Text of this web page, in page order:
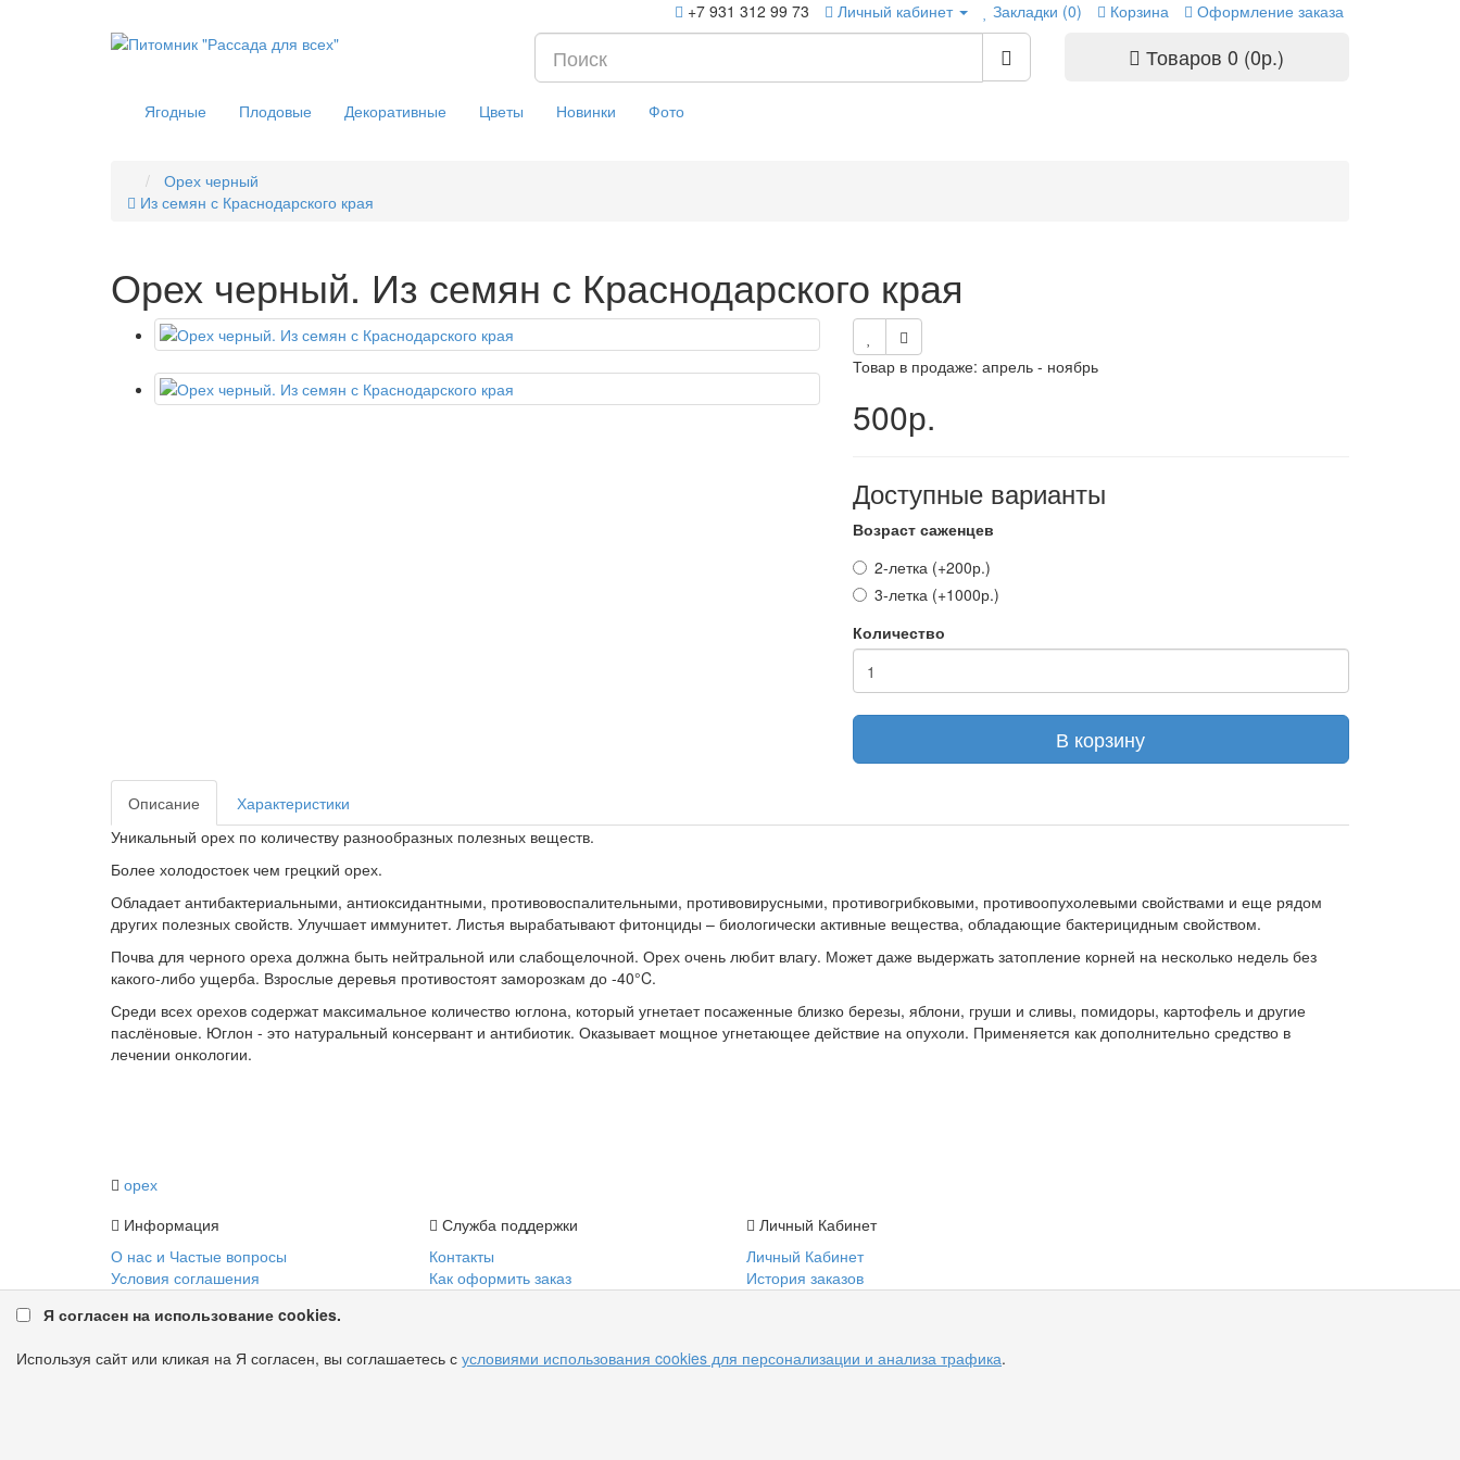
+7 931 312 99 73 Личный кабинет Закладки (0) Корзина Оформление заказа
Я согласен на использование cookies.
Используя сайт или кликая на Я согласен, вы соглашаетесь с условиями использования cookies для персонализации и анализа трафика.
Товаров 0 (0р.)
Ягодные Плодовые Декоративные Цветы Новинки Фото
Орех черный
Из семян с Краснодарского края
Орех черный. Из семян с Краснодарского края
Товар в продаже: апрель - ноябрь
500р.
Доступные варианты
Возраст саженцев
2-летка (+200р.)
3-летка (+1000р.)
Количество
В корзину
Описание
Характеристики
Уникальный орех по количеству разнообразных полезных веществ.
Более холодостоек чем грецкий орех.
Обладает антибактериальными, антиоксидантными, противовоспалительными, противовирусными, противогрибковыми, противоопухолевыми свойствами и еще рядом
других полезных свойств. Улучшает иммунитет. Листья вырабатывают фитонциды – биологически активные вещества, обладающие бактерицидным свойством.
Почва для черного ореха должна быть нейтральной или слабощелочной. Орех очень любит влагу. Может даже выдержать затопление корней на несколько недель без
какого-либо ущерба. Взрослые деревья противостоят заморозкам до -40°C.
Среди всех орехов содержат максимальное количество юглона, который угнетает посаженные близко березы, яблони, груши и сливы, помидоры, картофель и другие
паслёновые. Юглон - это натуральный консервант и антибиотик. Оказывает мощное угнетающее действие на опухоли. Применяется как дополнительно средство в
лечении онкологии.
орех
Информация
О нас и Частые вопросы
Условия соглашения
Прайс-лист на саженцы
Служба поддержки
Контакты
Как оформить заказ
Личный Кабинет
Личный Кабинет
История заказов